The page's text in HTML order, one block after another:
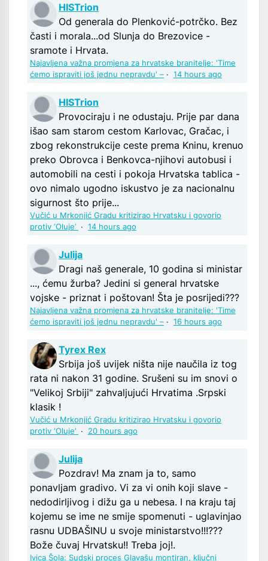
HISTrion
Od generala do Plenković-potrčko. Bez
časti i morala...od Slunja do Brezovice -
sramote i Hrvata.
Najavljena važna promjena za hrvatske branitelje: 'Time
ćemo ispraviti još jednu nepravdu' – · 14 hours ago
HISTrion
Provociraju i ne odustaju. Prije par dana
išao sam starom cestom Karlovac, Gračac, i
zbog rekonstrukcije ceste prema Kninu, krenuo
preko Obrovca i Benkovca-njihovi autobusi i
automobili na cesti i pokoja Hrvatska tablica -
ovo nimalo ugodno iskustvo je za nacionalnu
sigurnost što prije...
Vučić u Mrkonjić Gradu kritizirao Hrvatsku i govorio
protiv ‘Oluje’ · 14 hours ago
Julija
Dragi naš generale, 10 godina si ministar
..., ćemu žurba? Jedini si general hrvatske
vojske - priznat i poštovan! Šta je posrijedi???
Najavljena važna promjena za hrvatske branitelje: 'Time
ćemo ispraviti još jednu nepravdu' – · 16 hours ago
Tyrex Rex
Srbija još uvijek ništa nije naučila iz tog
rata ni nakon 31 godine. Srušeni su im snovi o
"Velikoj Srbiji" zahvaljujući Hrvatima .Srpski
klasik !
Vučić u Mrkonjić Gradu kritizirao Hrvatsku i govorio
protiv ‘Oluje’ · 20 hours ago
Julija
Pozdrav! Ma znam ja to, samo
ponavljam gradivo. Vi za vi onih koji slave -
nedodirljivog i dižu ga u nebesa. I na kraju taj
kojemu se ime ne smije spomenuti - uglavinjao
rasnu UDBAŠINU u svoje ministarstvo!!!???
Bože čuvaj Hrvatsku!! Treba joj!.
Ivica Šola: Sudski proces Glavašu montiran, ključni